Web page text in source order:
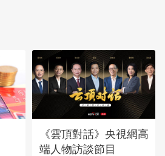
《雲頂對話》央視網高
端人物訪談節目